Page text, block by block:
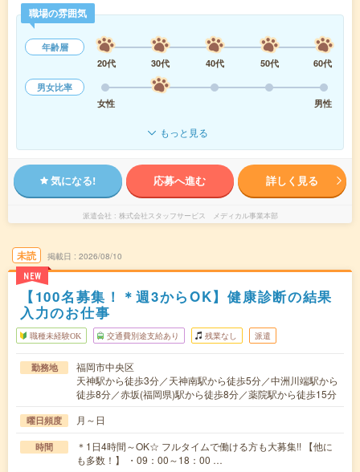
職場の雰囲気
年齢層
20代
30代 40代 50代
60代
男女比率
女性
男性
もっと見る
気になる! 応募へ進む 詳しく見る
派遣会社 株式会社スタッフサービス メディカル事業本部
未読
NEW
掲載日 2026/08/10
【100名募集！＊週3からOK】健康診断の結果
入力のお仕事
職種未経験OK 交通費別途支給あり 残業なし 派遣
勤務地
福岡市中央区
天神駅から徒歩3分／天神南駅から徒歩5分／中洲川端駅から
徒歩8分／赤坂(福岡県)駅から徒歩8分／薬院駅から徒歩15分
曜日頻度 月～日
時間
＊1日4時間～OK☆ フルタイムで働ける方も大募集!! 【他に
も多数！】 ・09：00～18：00 …